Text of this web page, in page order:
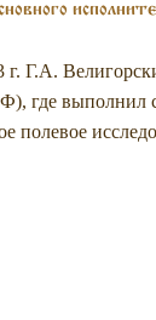
г. Г.А.
где
полевое